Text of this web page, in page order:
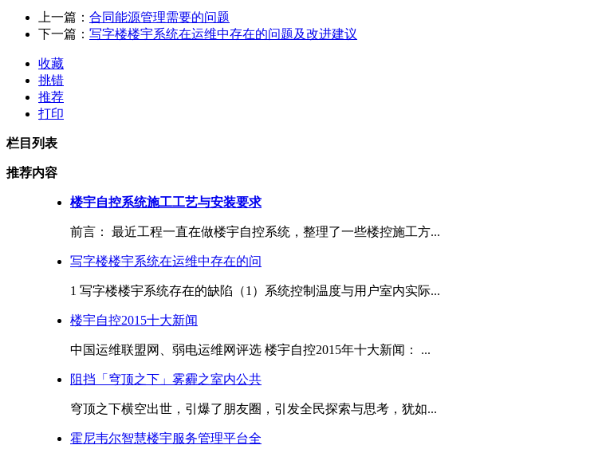
上一篇： 合同能源管理需要的问题
下一篇： 写字楼楼宇系统在运维中存在的问题及改进建议
收藏
挑错
推荐
打印
栏目列表
推荐内容
楼宇自控系统施工工艺与安装要求
前言： 最近工程一直在做楼宇自控系统，整理了一些楼控施工方...
写字楼楼宇系统在运维中存在的问
1 写字楼楼宇系统存在的缺陷（1）系统控制温度与用户室内实际...
楼宇自控2015十大新闻
中国运维联盟网、弱电运维网评选 楼宇自控2015年十大新闻： ...
阻挡「穹顶之下」雾霾之室内公共
穹顶之下横空出世，引爆了朋友圈，引发全民探索与思考，犹如...
霍尼韦尔智慧楼宇服务管理平台全